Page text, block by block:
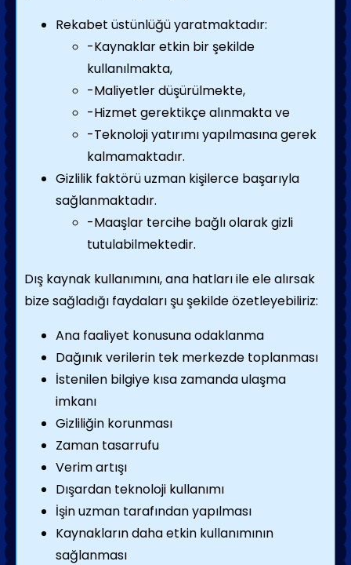
Rekabet üstünlüğü yaratmaktadır:
-Kaynaklar etkin bir şekilde
kullanılmakta,
-Maliyetler düşürülmekte,
-Hizmet gerektikçe alınmakta ve
-Teknoloji yatırımı yapılmasına gerek
kalmamaktadır.
Gizlilik faktörü uzman kişilerce başarıyla
sağlanmaktadır.
-Maaşlar tercihe bağlı olarak gizli
tutulabilmektedir.
Dış kaynak kullanımını, ana hatları ile ele alırsak
bize sağladığı faydaları şu şekilde özetleyebiliriz:
Ana faaliyet konusuna odaklanma
Dağınık verilerin tek merkezde toplanması
İstenilen bilgiye kısa zamanda ulaşma
imkanı
Gizliliğin korunması
Zaman tasarrufu
Verim artışı
Dışardan teknoloji kullanımı
İşin uzman tarafından yapılması
Kaynakların daha etkin kullanımının
sağlanması